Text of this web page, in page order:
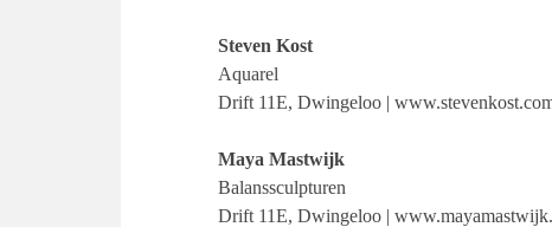
Steven Kost
Aquarel
Drift 11E, Dwingeloo |
Maya Mastwijk
Balanssculpturen
Drift 11E, Dwingeloo |